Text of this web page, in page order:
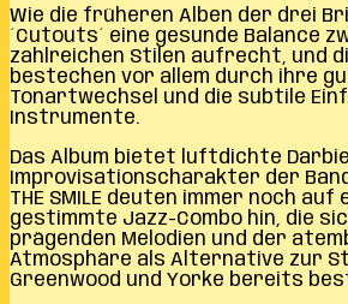
Wie die früheren Alben der drei
´Cutouts´ eine gesunde Balance
zahlreichen Stilen aufrecht, und
bestechen vor allem durch ihre
Tonartwechsel und die subtile
Instrumente.
Das Album bietet luftdichte
Improvisationscharakter der
THE SMILE deuten immer noch
gestimmte Jazz-Combo hin, die
prägenden Melodien und der
Atmosphäre als Alternative zur
Greenwood und Yorke bereits